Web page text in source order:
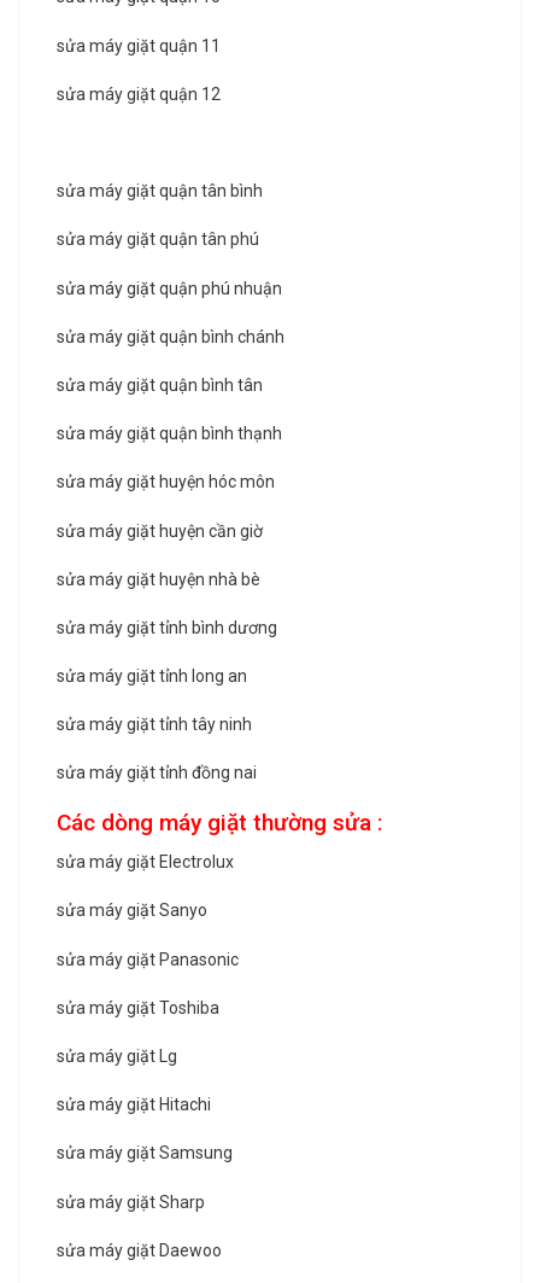
sửa máy giặt quận 11
sửa máy giặt quận 12
sửa máy giặt quận tân bình
sửa máy giặt quận tân phú
sửa máy giặt quận phú nhuận
sửa máy giặt quận bình chánh
sửa máy giặt quận bình tân
sửa máy giặt quận bình thạnh
sửa máy giặt huyện hóc môn
sửa máy giặt huyện cần giờ
sửa máy giặt huyện nhà bè
sửa máy giặt tỉnh bình dương
sửa máy giặt tỉnh long an
sửa máy giặt tỉnh tây ninh
sửa máy giặt tỉnh đồng nai
Các dòng máy giặt thường sửa :
sửa máy giặt Electrolux
sửa máy giặt Sanyo
sửa máy giặt Panasonic
sửa máy giặt Toshiba
sửa máy giặt Lg
sửa máy giặt Hitachi
sửa máy giặt Samsung
sửa máy giặt Sharp
sửa máy giặt Daewoo